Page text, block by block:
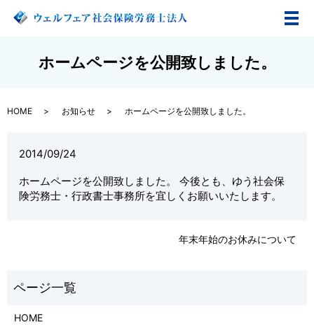
メ
ホームページを公開致しました。
HOME お知らせ ホームページを公開致しました。
2014/09/24
ホームページを公開致しました。 今後とも、ゆう社会保
険労務士・行政書士事務所を宜しくお願いいたします。
年末年始のお休みについて
HOME